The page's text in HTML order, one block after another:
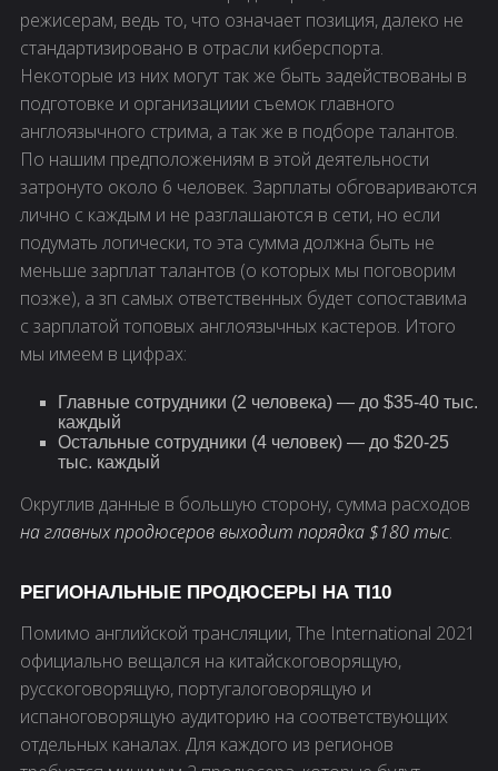
режисерам, ведь то, что означает позиция, далеко не
стандартизировано в отрасли киберспорта.
Некоторые из них могут так же быть задействованы в
подготовке и организациии съемок главного
англоязычного стрима, а так же в подборе талантов.
По нашим предположениям в этой деятельности
затронуто около 6 человек. Зарплаты обговариваются
лично с каждым и не разглашаются в сети, но если
подумать логически, то эта сумма должна быть не
меньше зарплат талантов (о которых мы поговорим
позже), а зп самых ответственных будет сопоставима
с зарплатой топовых англоязычных кастеров. Итого
мы имеем в цифрах:
Главные сотрудники (2 человека) — до $35-40 тыс.
каждый
Остальные сотрудники (4 человек) — до $20-25
тыс. каждый
Округлив данные в большую сторону, сумма расходов
на главных продюсеров выходит порядка $180 тыс.
РЕГИОНАЛЬНЫЕ ПРОДЮСЕРЫ НА TI10
Помимо английской трансляции, The International 2021
официально вещался на китайскоговорящую,
русскоговорящую, португалоговорящую и
испаноговорящую аудиторию на соответствующих
отдельных каналах. Для каждого из регионов